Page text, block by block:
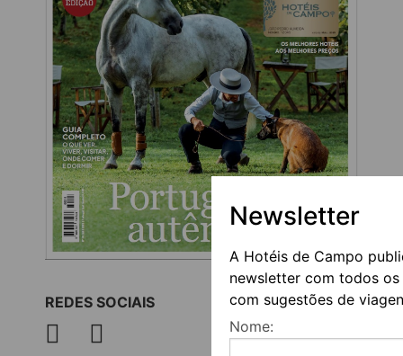
Newsletter
A Hotéis de Campo
newsletter com todos
com sugestões de
Nome:
REDES SOCIAIS